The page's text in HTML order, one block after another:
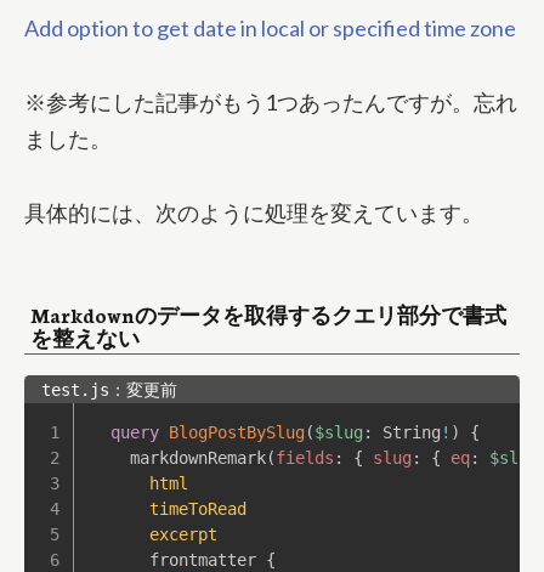
Add option to get date in local or specified time zone
※参考にした記事がもう1つあったんですが。忘れ
ました。
具体的には、次のように処理を変えています。
Markdownのデータを取得するクエリ部分で書式
を整えない
test.js：変更前
query BlogPostBySlug($slug : String ! )
{
markdownRemark(fields : { slug : { eq:
$slug
html
timeToRead
excerpt
frontmatter {